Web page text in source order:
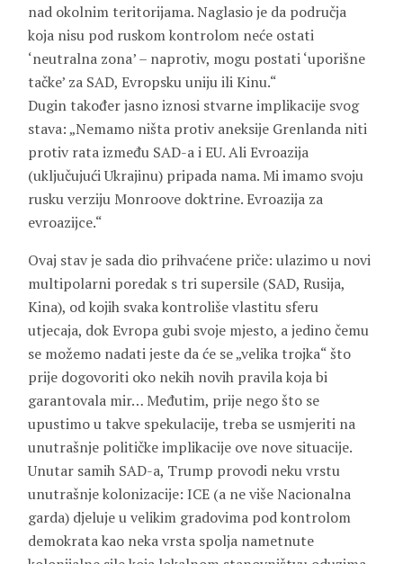
nad okolnim teritorijama. Naglasio je da područja
koja nisu pod ruskom kontrolom neće ostati
‘neutralna zona’ – naprotiv, mogu postati ‘uporišne
tačke’ za SAD, Evropsku uniju ili Kinu.“
Dugin također jasno iznosi stvarne implikacije svog
stava: „Nemamo ništa protiv aneksije Grenlanda niti
protiv rata između SAD-a i EU. Ali Evroazija
(uključujući Ukrajinu) pripada nama. Mi imamo svoju
rusku verziju Monroove doktrine. Evroazija za
evroazijce.“
Ovaj stav je sada dio prihvaćene priče: ulazimo u novi
multipolarni poredak s tri supersile (SAD, Rusija,
Kina), od kojih svaka kontroliše vlastitu sferu
utjecaja, dok Evropa gubi svoje mjesto, a jedino čemu
se možemo nadati jeste da će se „velika trojka“ što
prije dogovoriti oko nekih novih pravila koja bi
garantovala mir… Međutim, prije nego što se
upustimo u takve spekulacije, treba se usmjeriti na
unutrašnje političke implikacije ove nove situacije.
Unutar samih SAD-a, Trump provodi neku vrstu
unutrašnje kolonizacije: ICE (a ne više Nacionalna
garda) djeluje u velikim gradovima pod kontrolom
demokrata kao neka vrsta spolja nametnute